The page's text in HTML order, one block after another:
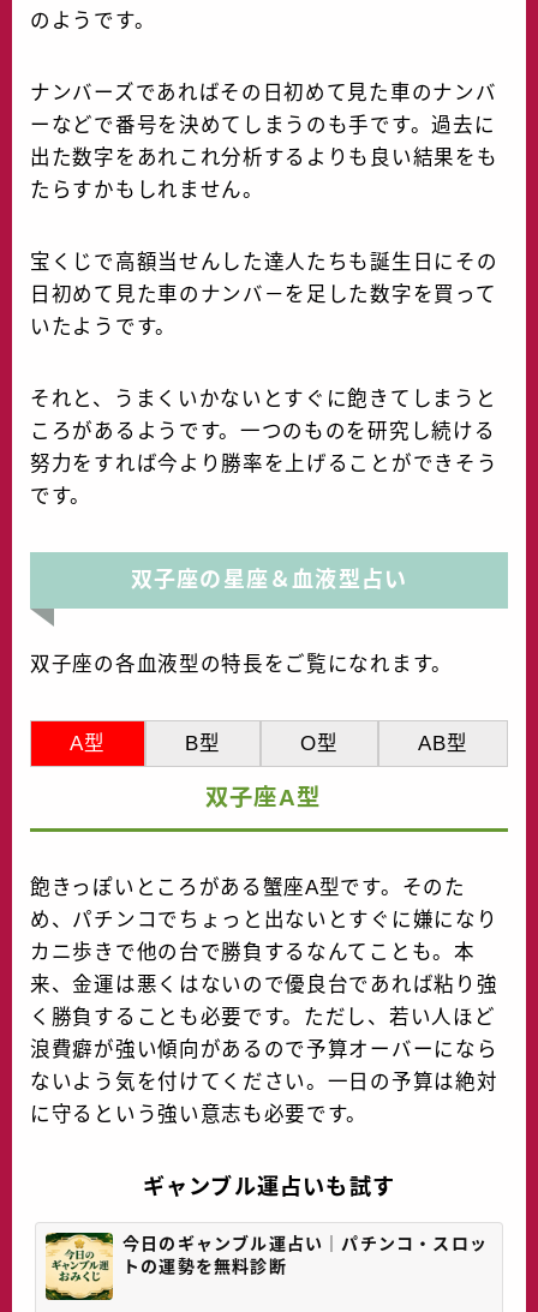
のようです。
ナンバーズであればその日初めて見た車のナンバ
ーなどで番号を決めてしまうのも手です。過去に
出た数字をあれこれ分析するよりも良い結果をも
たらすかもしれません。
宝くじで高額当せんした達人たちも誕生日にその
日初めて見た車のナンバ－を足した数字を買って
いたようです。
それと、うまくいかないとすぐに飽きてしまうと
ころがあるようです。一つのものを研究し続ける
努力をすれば今より勝率を上げることができそう
です。
双子座の星座＆血液型占い
双子座の各血液型の特長をご覧になれます。
A型 B型 O型 AB型
双子座A型
飽きっぽいところがある蟹座A型です。そのた
め、パチンコでちょっと出ないとすぐに嫌になり
カニ歩きで他の台で勝負するなんてことも。本
来、金運は悪くはないので優良台であれば粘り強
く勝負することも必要です。ただし、若い人ほど
浪費癖が強い傾向があるので予算オーバーになら
ないよう気を付けてください。一日の予算は絶対
に守るという強い意志も必要です。
ギャンブル運占いも試す
今日のギャンブル運占い｜パチンコ・スロッ
トの運勢を無料診断